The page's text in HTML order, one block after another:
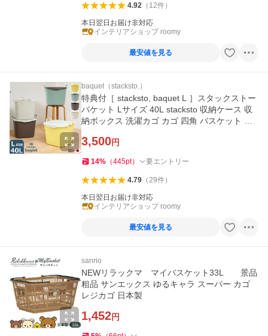
4.92（ 12件）
本日翌日お届け非対応
インテリアショップ roomy
最安値を見る
baquet（stacksto.）
特典付［ stacksto, baquet L ］スタックストー
バケット Lサイズ 40L stacksto 収納ケース 収
納ボックス 洗濯カゴ カゴ 四角 バスケット 大
3,500円
14% （445pt） 要エントリー
4.79（29件）
本日翌日お届け非対応
インテリアショップ roomy
最安値を見る
sanrio
NEWリラックマ マイバスケット33L 景品
粗品 サンエックス ゆるキャラ スーパー カゴ
レジカゴ 日本製
1,452円